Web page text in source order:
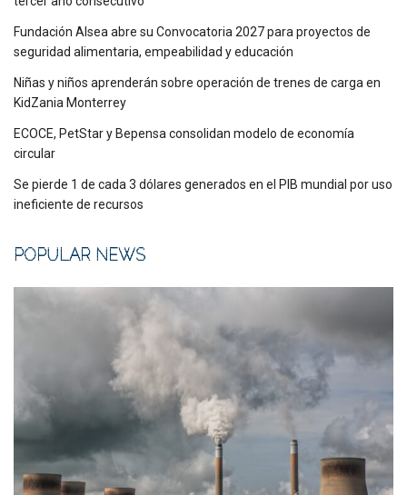
Fundación Alsea abre su Convocatoria 2027 para proyectos de
seguridad alimentaria, empeabilidad y educación
Niñas y niños aprenderán sobre operación de trenes de carga en
KidZania Monterrey
ECOCE, PetStar y Bepensa consolidan modelo de economía
circular
Se pierde 1 de cada 3 dólares generados en el PIB mundial por uso
ineficiente de recursos
POPULAR NEWS